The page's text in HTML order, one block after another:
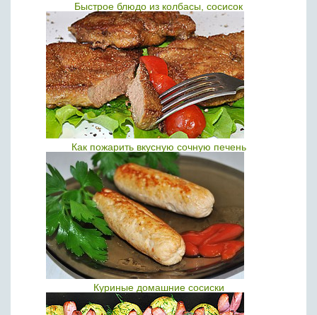
Быстрое блюдо из колбасы, сосисок
Как пожарить вкусную сочную печень
Куриные домашние сосиски